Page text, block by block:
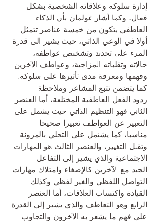
إدارة سلوكه وعلاقاته الشخصية بشكل
فعال، وكما أشار غولمان بأن الذكاء
العاطفي يتكون من خمسة عناصر تتمثل
أولا في الوعي الذاتي، حيث يشير الى قدرة
المرء على تحديد وتشخيص عواطفه،
حالاته وتقلباته المزاجية، وعواطف الآخرين
وفهمها ومعرفة مدى تأثيرها على سلوكه،
كما يتضمن تتبع المشاعر وملاحظة
ردود الفعل العاطفية المختلفة، أما العنصر
الثاني فهو التنظيم الذاتي حيث يشمل على
التعبير عن العواطف تعبيرا صحيحا
مناسبا، كما يشتمل على التحلي بالمرونة
وتقبل التغيير، والعنصر الثالث هو المهارات
الاجتماعية والذي يشير إلى التفاعل
الجيد مع الآخرين كالإصغاء وامتلاك مهارات
التواصل اللفظي والغير لفظي وكذلك
القيادة واكتساب العلاقات، أما العنصر
الرابع وهو التعاطف والذي يشير إلى القدرة
على فهم ما يشعر به الآخرون والتجاوب